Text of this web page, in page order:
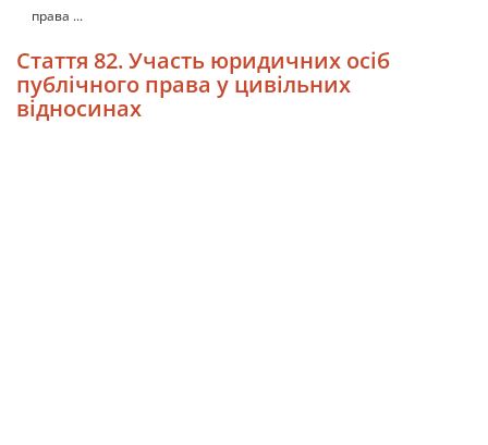
права ...
Стаття 82. Участь юридичних осіб
публічного права у цивільних
відносинах